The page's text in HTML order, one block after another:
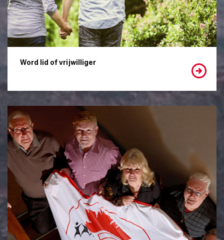
Word lid of vrijwilliger